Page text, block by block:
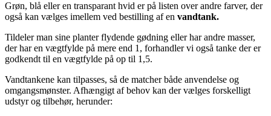
Grøn, blå eller en transparant hvid er på listen over andre farver, der
også kan vælges imellem ved bestilling af en vandtank.
Tildeler man sine planter flydende gødning eller har andre masser,
der har en vægtfylde på mere end 1, forhandler vi også tanke der er
godkendt til en vægtfylde på op til 1,5.
Vandtankene kan tilpasses, så de matcher både anvendelse og
omgangsmønster. Afhængigt af behov kan der vælges forskelligt
udstyr og tilbehør, herunder: